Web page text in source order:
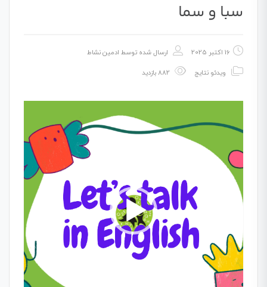
سبا و سما
16 اکتبر 2025 ارسال شده توسط ادمین نشاط
ویدئو نتایج
ویدیو